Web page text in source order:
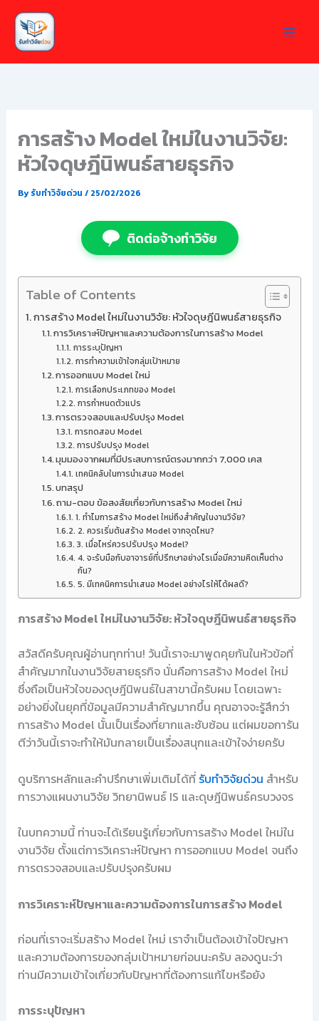
Skip
content
การสร้าง Model ใหม่ในงานวิจัย:
หัวใจดุษฎีนิพนธ์สายธุรกิจ
Byรับทำวิจัยด่วน / 25/02/2026
ติดต่อจ้างทำวิจัย
Table of Contents
การสร้าง Model ใหม่ในงานวิจัย: หัวใจดุษฎีนิพนธ์สายธุรกิจ
การวิเคราะห์ปัญหาและความต้องการในการสร้าง Model
การระบุปัญหา
การทำความเข้าใจกลุ่มเป้าหมาย
การออกแบบ Model ใหม่
การเลือกประเภทของ Model
การกำหนดตัวแปร
การตรวจสอบและปรับปรุง Model
การทดสอบ Model
การปรับปรุง Model
มุมมองจากผมที่มีประสบการณ์ตรงมากกว่า 7,000 เคส
เทคนิคลับในการนำเสนอ Model
บทสรุป
ถาม-ตอบ ข้อสงสัยเกี่ยวกับการสร้าง Model ใหม่
1. ทำไมการสร้าง Model ใหม่ถึงสำคัญในงานวิจัย?
2. ควรเริ่มต้นสร้าง Model จากจุดไหน?
3. เมื่อไหร่ควรปรับปรุง Model?
4. จะรับมือกับอาจารย์ที่ปรึกษาอย่างไรเมื่อมีความคิดเห็นต่าง
กัน?
5. มีเทคนิคการนำเสนอ Model อย่างไรให้ได้ผลดี?
การสร้าง Model ใหม่ในงานวิจัย: หัวใจดุษฎีนิพนธ์สายธุรกิจ
สวัสดีครับคุณผู้อ่านทุกท่าน! วันนี้เราจะมาพูดคุยกันในหัวข้อที่
สำคัญมากในงานวิจัยสายธุรกิจ นั่นคือการสร้าง Model ใหม่
ซึ่งถือเป็นหัวใจของดุษฎีนิพนธ์ในสาขานี้ครับผม โดยเฉพาะ
อย่างยิ่งในยุคที่ข้อมูลมีความสำคัญมากขึ้น คุณอาจจะรู้สึกว่า
การสร้าง Model นั้นเป็นเรื่องที่ยากและซับซ้อน แต่ผมขอการัน
ตีว่าวันนี้เราจะทำให้มันกลายเป็นเรื่องสนุกและเข้าใจง่ายครับ
ดูบริการหลักและคำปรึกษาเพิ่มเติมได้ที่ รับทำวิจัยด่วน สำหรับ
การวางแผนงานวิจัย วิทยานิพนธ์ IS และดุษฎีนิพนธ์ครบวงจร
ในบทความนี้ ท่านจะได้เรียนรู้เกี่ยวกับการสร้าง Model ใหม่ใน
งานวิจัย ตั้งแต่การวิเคราะห์ปัญหา การออกแบบ Model จนถึง
การตรวจสอบและปรับปรุงครับผม
การวิเคราะห์ปัญหาและความต้องการในการสร้าง Model
ก่อนที่เราจะเริ่มสร้าง Model ใหม่ เราจำเป็นต้องเข้าใจปัญหา
และความต้องการของกลุ่มเป้าหมายก่อนนะครับ ลองดูนะว่า
ท่านมีความเข้าใจเกี่ยวกับปัญหาที่ต้องการแก้ไขหรือยัง
การระบุปัญหา